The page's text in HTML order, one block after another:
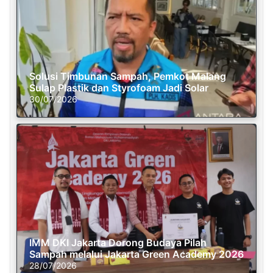
Solusi Timbunan Sampah, Pemkot Malang
Sulap Plastik dan Styrofoam Jadi Solar
30/07/2026
IMM DKI Jakarta Dorong Budaya Pilah
Sampah melalui Jakarta Green Academy 2026
28/07/2026